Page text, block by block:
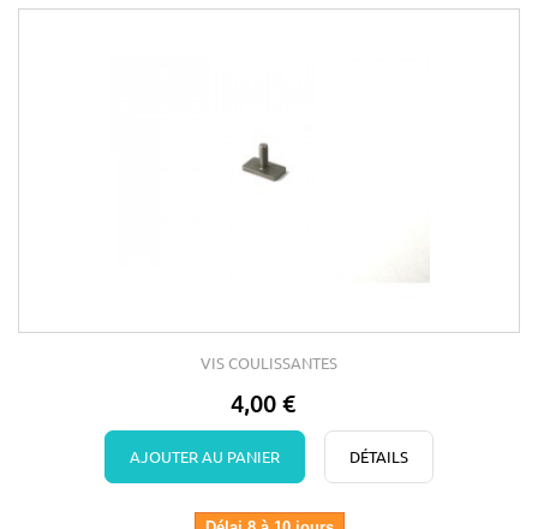
VIS COULISSANTES
4,00 €
AJOUTER AU PANIER DÉTAILS